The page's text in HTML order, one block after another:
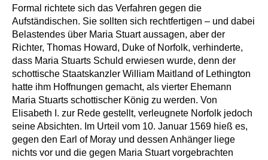
Formal richtete sich das Verfahren gegen die
Aufständischen. Sie sollten sich rechtfertigen – und dabei
Belastendes über Maria Stuart aussagen, aber der
Richter, Thomas Howard, Duke of Norfolk, verhinderte,
dass Maria Stuarts Schuld erwiesen wurde, denn der
schottische Staatskanzler William Maitland of Lethington
hatte ihm Hoffnungen gemacht, als vierter Ehemann
Maria Stuarts schottischer König zu werden. Von
Elisabeth I. zur Rede gestellt, verleugnete Norfolk jedoch
seine Absichten. Im Urteil vom 10. Januar 1569 hieß es,
gegen den Earl of Moray und dessen Anhänger liege
nichts vor und die gegen Maria Stuart vorgebrachten